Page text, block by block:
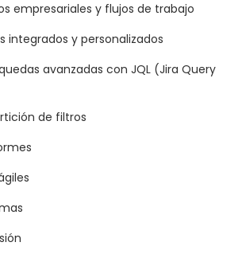
empresariales y flujos de trabajo
integrados y personalizados
avanzadas con JQL (Jira Query
de filtros